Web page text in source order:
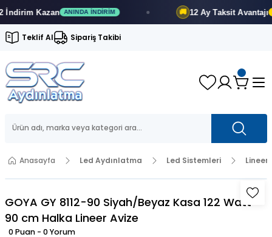
Kazan ANINDA İNDIRIM 12 AyTaksit Avantajı
Teklif Al Sipariş Takibi
Anasayfa Led Aydınlatma Led Sistemleri Lineer
GOYA GY 8112-90 Siyah/Beyaz Kasa 122 Watt
90 cm Halka Lineer Avize
0 Puan - 0 Yorum